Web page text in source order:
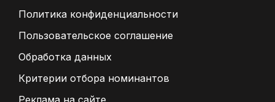
Политика конфиденциальности
Пользовательское соглашение
Обработка данных
Критерии отбора номинантов
Реклама на сайте